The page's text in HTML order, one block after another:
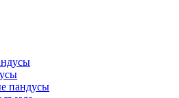
пандусы